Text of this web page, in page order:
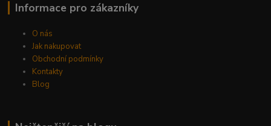
Informace pro zákazníky
O nás
Jak nakupovat
Obchodní podmínky
Kontakty
Blog